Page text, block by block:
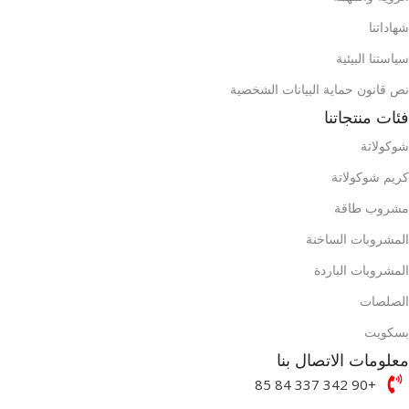
حاوية 40 قدم
محتويات الصندوق (الحقيبة)
شهاداتنا
سياستنا البيئية
نص قانون حماية البيانات الشخصية
فئات منتجاتنا
شوكولاتة
كريم شوكولاتة
مشروب طاقة
المشروبات الساخنة
المشروبات الباردة
الصلصات
بسكويت
معلومات الاتصال بنا
+90 342 337 84 85